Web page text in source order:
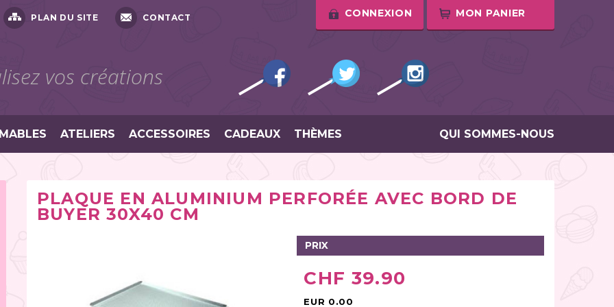
PLAN DU SITE CONTACT CONNEXION MON PANIER
vos créations
ATELIERS ACCESSOIRES CADEAUX THÈMES QUI SOMMES-NOUS
PLAQUE EN ALUMINIUM PERFORÉE AVEC BORD DE
BUYER 30X40 CM
PRIX
CHF 39.90
EUR 0.00